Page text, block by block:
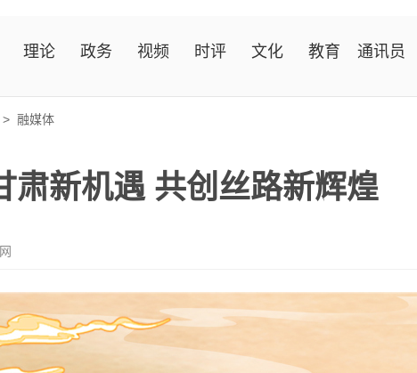
理论 政务 视频 时评 文化 教育 通讯员
> 融媒体
肃新机遇 共创丝路新辉煌